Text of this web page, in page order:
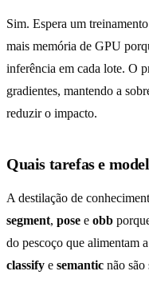
Sim. Espera um
mais memória de GPU
inferência em cada lote. O
gradientes, mantendo a
reduzir o impacto.
Quais tarefas e
A destilação de
segment, pose e obb
do pescoço que alimentam
classify e semantic não são